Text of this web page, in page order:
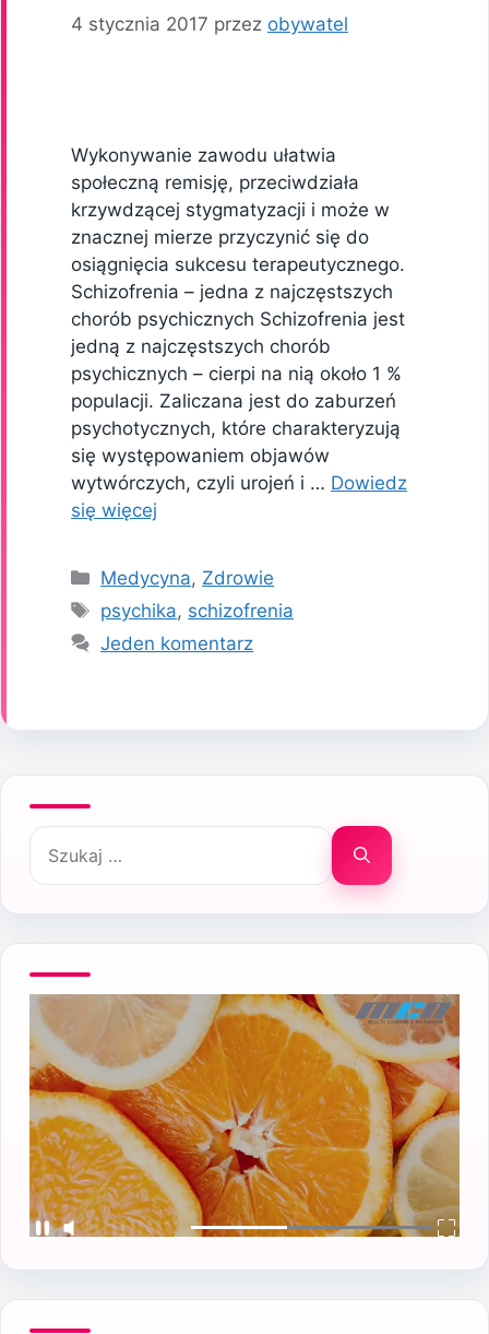
4 stycznia 2017 przez obywatel
Wykonywanie zawodu ułatwia
społeczną remisję, przeciwdziała
krzywdzącej stygmatyzacji i może w
znacznej mierze przyczynić się do
osiągnięcia sukcesu terapeutycznego.
Schizofrenia – jedna z najczęstszych
chorób psychicznych Schizofrenia jest
jedną z najczęstszych chorób
psychicznych – cierpi na nią około 1 %
populacji. Zaliczana jest do zaburzeń
psychotycznych, które charakteryzują
się występowaniem objawów
wytwórczych, czyli urojeń i … Dowiedz
się więcej
Kategorie
Medycyna, Zdrowie
Tagi
psychika, schizofrenia
Jeden komentarz
Szukaj: